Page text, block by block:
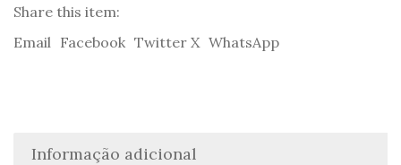
Margarida
Share this item:
Email Facebook Twitter X WhatsApp
Informação adicional